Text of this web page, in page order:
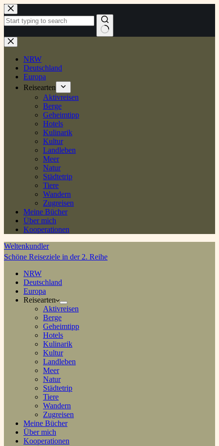
Zum
Inhalt
springen
Keine
Ergebnisse
NRW
Deutschland
Europa
Reisearten
Aktivreisen
Berge
Geheimtipp
Hotels
Kulinarik
Kultur
Landleben
Meer
Natur
Städtetrip
Tiere
Wandern
Zugreisen
Meine Bücher
Über mich
Kooperationen
Weltenkundler
Schöne Reiseziele in der 2. Reihe
NRW
Deutschland
Europa
Reisearten
Aktivreisen
Berge
Geheimtipp
Hotels
Kulinarik
Kultur
Landleben
Meer
Natur
Städtetrip
Tiere
Wandern
Zugreisen
Meine Bücher
Über mich
Kooperationen